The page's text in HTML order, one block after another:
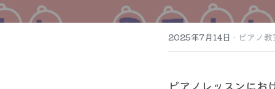
2025年7月14日 · ピアノ教
ピアノレッスンにお